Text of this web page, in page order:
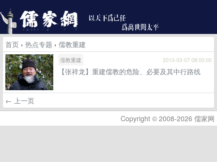
首页 › 热点专题 › 儒教重建
儒教重建 2010-03-07 08:00:00
【张祥龙】重建儒教的危险、必要及其中行路线
← 上一页
Copyright © 2008-2026 儒家网